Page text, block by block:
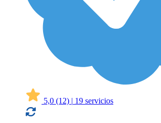
5,0 (12) | 19 servicios